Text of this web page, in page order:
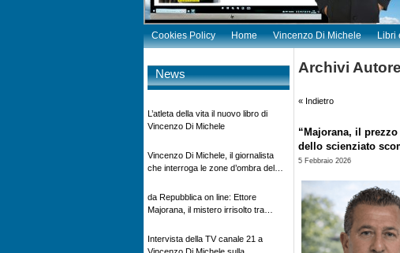
Cookies Policy Home Vincenzo Di Michele Libri
News
L’atleta della vita il nuovo libro di
Vincenzo Di Michele
Vincenzo Di Michele, il giornalista
che interroga le zone d’ombra del
da Repubblica on line: Ettore
Majorana, il mistero irrisolto tra
Intervista della TV canale 21 a
Archivi Autore
« Indietro
“Majorana, il
dello scienziato
5 Febbraio 2026